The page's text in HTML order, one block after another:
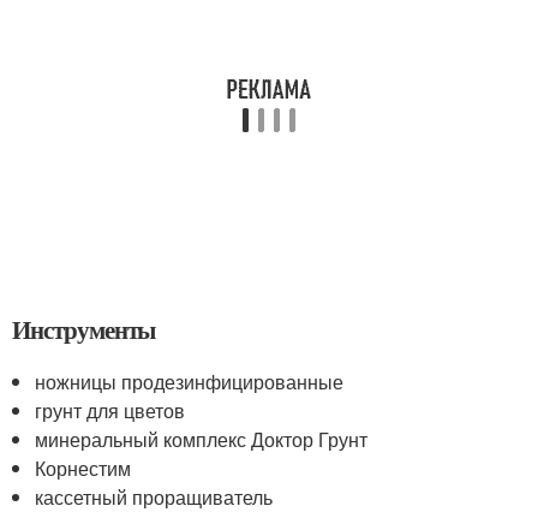
Инструменты
ножницы продезинфицированные
грунт для цветов
минеральный комплекс Доктор Грунт
Корнестим
кассетный проращиватель